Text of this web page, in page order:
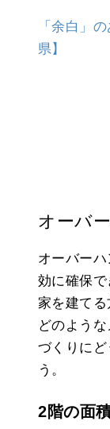
「余白」
県】
オーバ
オーバー
効に確保
家を建てる
どのよう
づくりに
う。
2階の面